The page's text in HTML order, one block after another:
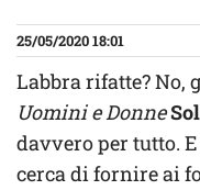
25/05/2020 18:01
Labbra rifatte? No,
Uomini e Donne
davvero per tutto.
cerca di fornire ai